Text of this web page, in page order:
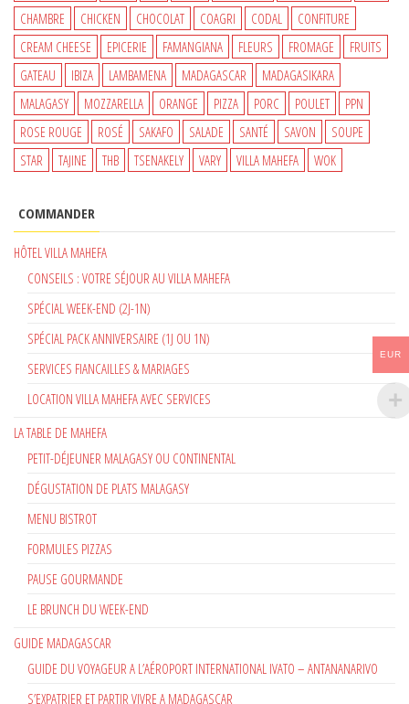
CHAMBRE CHICKEN CHOCOLAT COAGRI CODAL
CONFITURE
CREAM CHEESE
EPICERIE FAMANGIANA FLEURS FROMAGE
FRUITS
GATEAU
IBIZA LAMBAMENA MADAGASCAR
MADAGASIKARA
MALAGASY
MOZZARELLA ORANGE PIZZA PORC POULET
PPN
ROSE ROUGE
ROSÉ SAKAFO SALADE SANTÉ SAVON
SOUPE
STAR
TAJINE THB TSENAKELY VARY VILLA MAHEFA WOK
COMMANDER
HÔTEL VILLA MAHEFA
CONSEILS : VOTRE SÉJOUR AU VILLA MAHEFA
SPÉCIAL WEEK-END (2J-1N)
SPÉCIAL PACK ANNIVERSAIRE (1J OU 1N)
SERVICES FIANCAILLES & MARIAGES
LOCATION VILLA MAHEFA AVEC SERVICES
LA TABLE DE MAHEFA
PETIT-DÉJEUNER MALAGASY OU CONTINENTAL
DÉGUSTATION DE PLATS MALAGASY
MENU BISTROT
FORMULES PIZZAS
PAUSE GOURMANDE
LE BRUNCH DU WEEK-END
GUIDE MADAGASCAR
GUIDE DU VOYAGEUR A L’AÉROPORT INTERNATIONAL IVATO – ANTANANARIVO
S’EXPATRIER ET PARTIR VIVRE A MADAGASCAR
EUR